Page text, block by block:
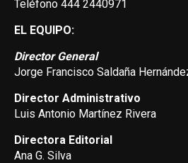
Teléfono 444 2440971
EL EQUIPO:
Director General
Jorge Francisco Saldaña
Director Administrativo
Luis Antonio Martínez Rivera
Directora Editorial
Ana G. Silva